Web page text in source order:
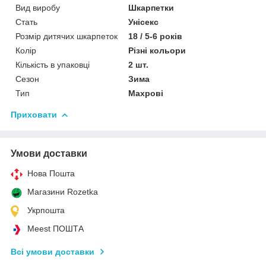
Вид виробу
Шкарпетки
Стать
Унісекс
Розмір дитячих шкарпеток
18 / 5-6 років
Колір
Різні кольори
Кількість в упаковці
2 шт.
Сезон
Зима
Тип
Махрові
Приховати
Умови доставки
Нова Пошта
Магазини Rozetka
Укрпошта
Meest ПОШТА
Всі умови доставки